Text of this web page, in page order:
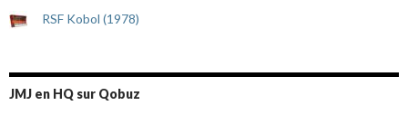
RSF Kobol (1978)
JMJ en HQ sur Qobuz